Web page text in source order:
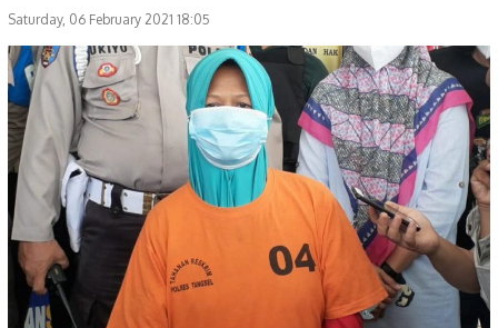
Saturday, 06 February 2021 18:05